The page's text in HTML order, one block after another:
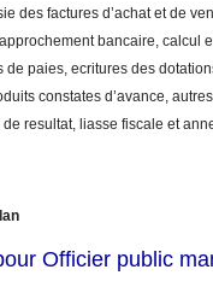
des factures d’achat et de
bancaire, calcul
de paies, ecritures des
constates d’avance,
resultat, liasse fiscale et
Officier public